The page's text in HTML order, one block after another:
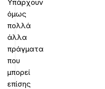
Υπάρχουν
όμως
πολλά
άλλα
πράγματα
που
μπορεί
επίσης